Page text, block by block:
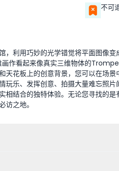
不可
，利用巧妙的光学错觉将平面图像
作看起来像真实三维物体的
花板上的创意背景，您可以在场景
玩乐、发挥创意、拍摄大量难忘照
相结合的独特体验。无论您寻找的
访之地。